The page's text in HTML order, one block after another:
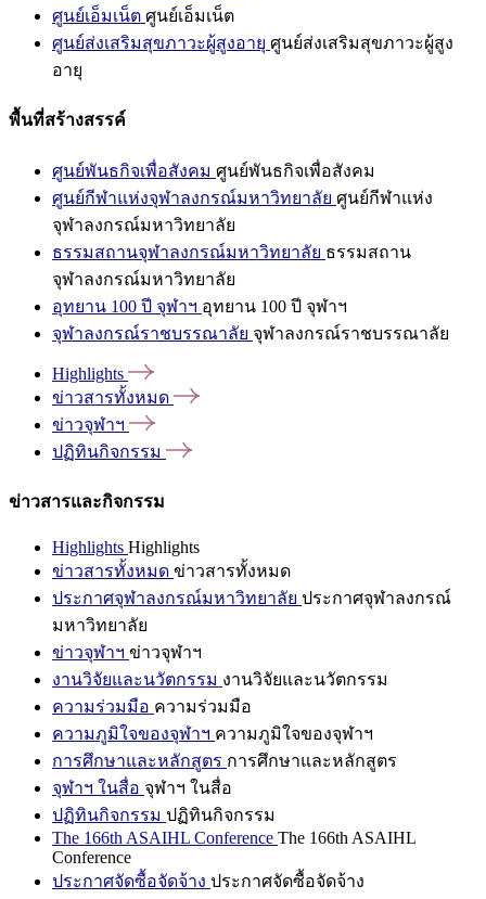
ศูนย์เอ็มเน็ต ศูนย์เอ็มเน็ต
ศูนย์ส่งเสริมสุขภาวะผู้สูงอายุ ศูนย์ส่งเสริมสุขภาวะผู้สูง
อายุ
พื้นที่สร้างสรรค์
ศูนย์พันธกิจเพื่อสังคม ศูนย์พันธกิจเพื่อสังคม
ศูนย์กีฬาแห่งจุฬาลงกรณ์มหาวิทยาลัย ศูนย์กีฬาแห่ง
จุฬาลงกรณ์มหาวิทยาลัย
ธรรมสถานจุฬาลงกรณ์มหาวิทยาลัย ธรรมสถาน
จุฬาลงกรณ์มหาวิทยาลัย
อุทยาน 100 ปี จุฬาฯ อุทยาน 100 ปี จุฬาฯ
จุฬาลงกรณ์ราชบรรณาลัย จุฬาลงกรณ์ราชบรรณาลัย
Highlights
ข่าวสารทั้งหมด
ข่าวจุฬาฯ
ปฏิทินกิจกรรม
ข่าวสารและกิจกรรม
Highlights Highlights
ข่าวสารทั้งหมด ข่าวสารทั้งหมด
ประกาศจุฬาลงกรณ์มหาวิทยาลัย ประกาศจุฬาลงกรณ์
มหาวิทยาลัย
ข่าวจุฬาฯ ข่าวจุฬาฯ
งานวิจัยและนวัตกรรม งานวิจัยและนวัตกรรม
ความร่วมมือ ความร่วมมือ
ความภูมิใจของจุฬาฯ ความภูมิใจของจุฬาฯ
การศึกษาและหลักสูตร การศึกษาและหลักสูตร
จุฬาฯ ในสื่อ จุฬาฯ ในสื่อ
ปฏิทินกิจกรรม ปฏิทินกิจกรรม
The 166th ASAIHL Conference The 166th ASAIHL
Conference
ประกาศจัดซื้อจัดจ้าง ประกาศจัดซื้อจัดจ้าง